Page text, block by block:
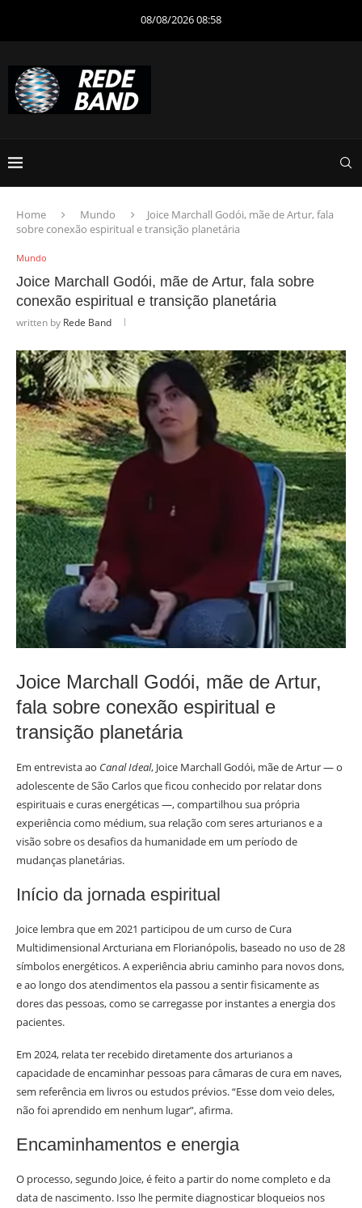
08/08/2026 08:58
Home Mundo
Joice Marchall Godói, mãe de Artur, fala
sobre conexão espiritual e transição planetária
Mundo
Joice Marchall Godói, mãe de Artur, fala sobre
conexão espiritual e transição planetária
written by Rede Band
Joice Marchall Godói, mãe de Artur,
fala sobre conexão espiritual e
transição planetária
Em entrevista ao Canal Ideal, Joice Marchall Godói, mãe de Artur — o
adolescente de São Carlos que ficou conhecido por relatar dons
espirituais e curas energéticas —, compartilhou sua própria
experiência como médium, sua relação com seres arturianos e a
visão sobre os desafios da humanidade em um período de
mudanças planetárias.
Início da jornada espiritual
Joice lembra que em 2021 participou de um curso de Cura
Multidimensional Arcturiana em Florianópolis, baseado no uso de 28
símbolos energéticos. A experiência abriu caminho para novos dons,
e ao longo dos atendimentos ela passou a sentir fisicamente as
dores das pessoas, como se carregasse por instantes a energia dos
pacientes.
Em 2024, relata ter recebido diretamente dos arturianos a
capacidade de encaminhar pessoas para câmaras de cura em naves,
sem referência em livros ou estudos prévios. “Esse dom veio deles,
não foi aprendido em nenhum lugar”, afirma.
Encaminhamentos e energia
O processo, segundo Joice, é feito a partir do nome completo e da
data de nascimento. Isso lhe permite diagnosticar bloqueios nos